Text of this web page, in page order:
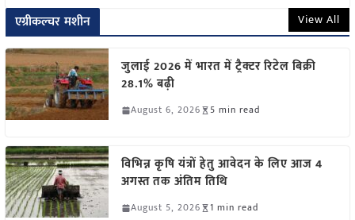
एग्रीकल्चर मशीन View All
जुलाई 2026 में भारत में ट्रैक्टर रिटेल बिक्री
28.1% बढ़ी
August 6, 2026 5 min read
विभिन्न कृषि यंत्रों हेतु आवेदन के लिए आज 4
अगस्त तक अंतिम तिथि
August 5, 2026 1 min read